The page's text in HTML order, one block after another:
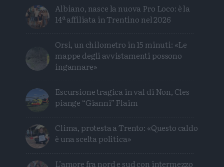
Albiano, nasce la nuova Pro Loco: è la
14ª affiliata in Trentino nel 2026
Orsi, un chilometro in 15 minuti: «Le
mappe degli avvistamenti possono
ingannare»
Escursione tragica in val di Non, Cles
piange “Gianni” Flaim
Clima, protesta a Trento: «Questo caldo
è una scelta politica»
L’amore fra nord e sud con intermezzo